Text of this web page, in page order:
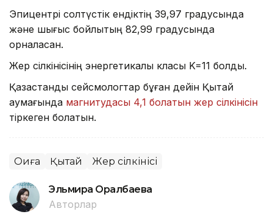
Эпицентрі солтүстік ендіктің 39,97 градусында
және шығыс бойлықтың 82,99 градусында
орналасқан.
Жер сілкінісінің энергетикалық класы K=11 болды.
Қазақстандық сейсмологтар бұған дейін Қытай
аумағында магнитудасы 4,1 болатын жер сілкінісін
тіркеген болатын.
Оқиға Қытай Жер сілкінісі
Эльмира Оралбаева
Авторлар